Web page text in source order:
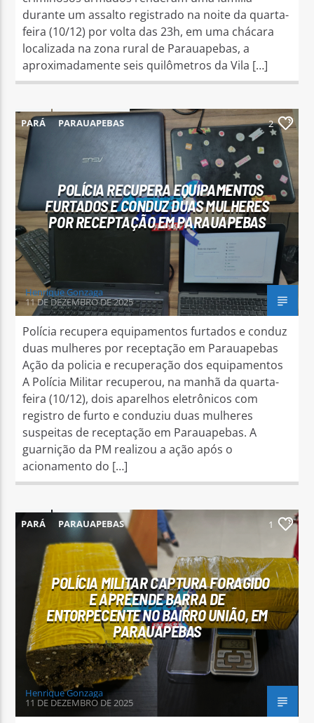
durante um assalto registrado na noite da quarta-
feira (10/12) por volta das 23h, em uma chácara
localizada na zona rural de Parauapebas, a
aproximadamente seis quilômetros da Vila […]
PARÁ PARAUAPEBAS 2
POLÍCIA RECUPERA EQUIPAMENTOS
FURTADOS E CONDUZ DUAS MULHERES
POR RECEPTAÇÃO EM PARAUAPEBAS
Henrique Gonzaga
11 DE DEZEMBRO DE 2025
Polícia recupera equipamentos furtados e conduz
duas mulheres por receptação em Parauapebas
Ação da policia e recuperação dos equipamentos
A Polícia Militar recuperou, na manhã da quarta-
feira (10/12), dois aparelhos eletrônicos com
registro de furto e conduziu duas mulheres
suspeitas de receptação em Parauapebas. A
guarnição da PM realizou a ação após o
acionamento do […]
PARÁ PARAUAPEBAS 1
POLÍCIA MILITAR CAPTURA FORAGIDO
E APREENDE BARRA DE
ENTORPECENTE NO BAIRRO UNIÃO, EM
PARAUAPEBAS
Henrique Gonzaga
11 DE DEZEMBRO DE 2025